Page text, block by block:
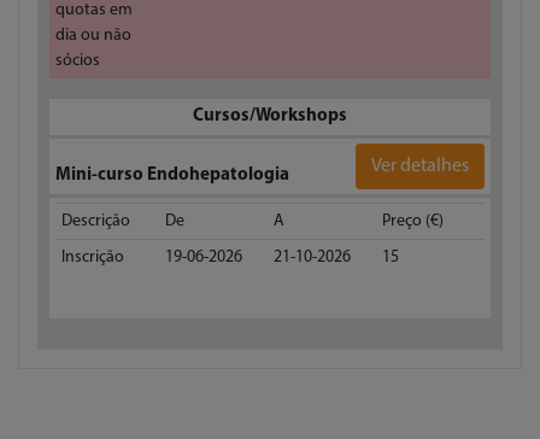
quotas em
dia ou não
sócios
Cursos/Workshops
Mini-curso Endohepatologia Ver detalhes
Descrição De A
Preço (€)
Inscrição
19-06-2026 21-10-2026 15